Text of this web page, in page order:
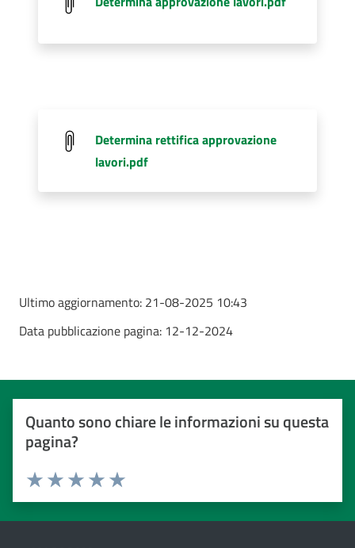
Determina rettifica approvazione
lavori.pdf
Ultimo aggiornamento: 21-08-2025 10:43
Data pubblicazione pagina: 12-12-2024
Quanto sono chiare le informazioni su questa
pagina?
Valuta da 1 a 5 stelle
Valuta 5 stelle su 5
Valuta 4 stelle su 5
Valuta 3 stelle su 5
Valuta 2 stelle su 5
Valuta 1 stelle su 5